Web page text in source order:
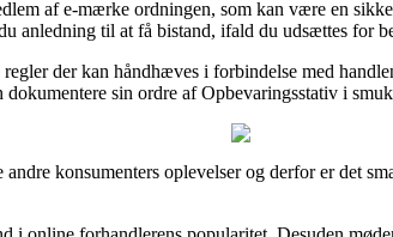
af e-mærke ordningen, som kan være en
anledning til at få bistand, ifald du udsættes for
der kan håndhæves i forbindelse med
sin ordre af Opbevaringsstativ i
konsumenters oplevelser og derfor er det